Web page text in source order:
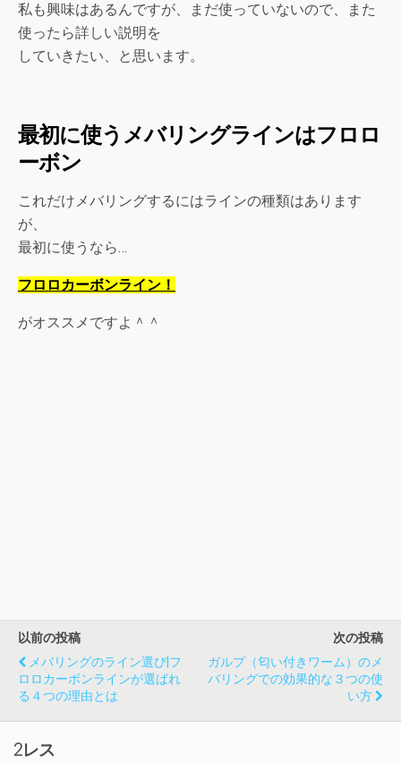
私も興味はあるんですが、まだ使っていないので、また
使ったら詳しい説明を
していきたい、と思います。
最初に使うメバリングラインはフロロ
ーボン
これだけメバリングするにはラインの種類はあります
が、
最初に使うなら…
フロロカーボンライン！
がオススメですよ＾＾
以前の投稿
メバリングのライン選び|フ
ロロカーボンラインが選ばれ
る４つの理由とは
次の投稿
ガルプ（匂い付きワーム）のメ
バリングでの効果的な３つの使
い方
2レス